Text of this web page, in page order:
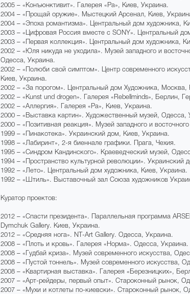
2005 – «Конъюнктивит». Галерея «Ра», Киев, Украина.
2004 – «Прощай оружие». Мыстецкий Арсенал, Киев,
2004 – «Эпоха романтизма». Центральный дом художника,
2003 – «Цифровая Россия вместе с SONY». Центральный
2003 – «Первая коллекция». Центральный дом художника,
2002 – «Юля никуда не уходила». Музей западного и
Одесса, Украина.
2002 – «Полюби свой симптом». Центр современного
Киев, Украина.
2002 – «За порогом». Центральный дом Художника, Москва,
2002 – «Kunst und drogen». Галерея «Rebellminds», Берлин,
2002 – «Аллергия». Галерея «Ра», Киев, Украина.
2000 – «Выставка картин». Художественный музей, Одесса,
2000 – «Позитивная реакция». Музей западного и
1999 – «Пинакотека». Украинский дом, Киев, Украина.
1998 – «Лабиринт», 2-я биеннале графики. Прага, Чехия.
1995 – «Синдром Кандинского». Краеведческий музей,
1994 – «Пространство культурной революции». Украинский
1992 – «Лето». Центральный дом художника, Киев, Украина.
1992 – «Штиль». Выставочный зал Союза художников
Куратор проектов:
2012 – «Спасти президента». Параллельная программа
Dymchuk Gallery. Киев, Украина.
2012 – «Средняя нога». NT-Аrt Gallery. Одесса, Украина.
2008 – «Плоть и кровь». Галерея «Норма». Одесса, Украина.
2008 – «Гудбай криза». Музей современного искусства,
2008 – «Пустой тоннель». Музей современного искусства,
2008 – «Квартирная выставка». Галерея «Березницких»,
2007 – «Арт-рейдеры, первый опыт». Староконный рынок,
2007 – «Мухи и котлеты по-киевски». Староконный рынок,